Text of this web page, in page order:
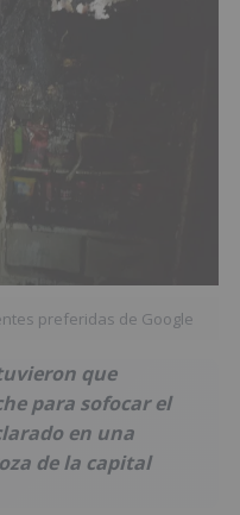
preferidas de Google
que
para sofocar el
en una
de la capital